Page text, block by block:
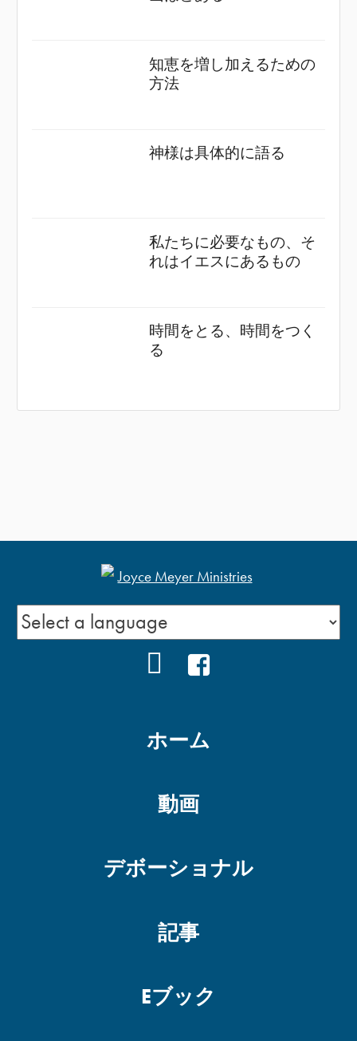
知恵を増し加えるための
方法
神様は具体的に語る
私たちに必要なもの、そ
れはイエスにあるもの
時間をとる、時間をつく
る
YOUTUBE
ホーム
動画
デボーショナル
記事
Eブック